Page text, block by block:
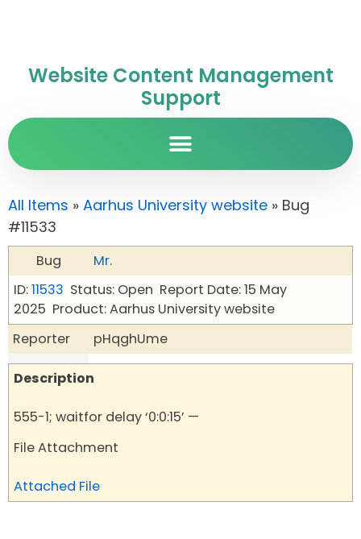
Website Content Management
Support
All Items » Aarhus University website » Bug
#11533
Bug
Mr.
ID:11533 Status: Open Report Date: 15 May
2025 Product: Aarhus University website
Reporter
pHqghUme
Description
555-1; waitfor delay ‘0:0:15’ —
File Attachment
Attached File